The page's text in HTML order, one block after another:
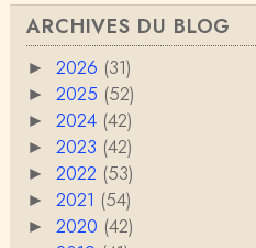
Pierre
Bonjour,En fin de
uses de l'apparition
Christophe
En deux mots : vos
our la plupart d'entre
RV
Le concept de genre
si l’on met de coté
ARCHIVES DU BLOG
► 2026 (31)
► 2025 (52)
► 2024 (42)
► 2023 (42)
► 2022 (53)
► 2021 (54)
► 2020 (42)